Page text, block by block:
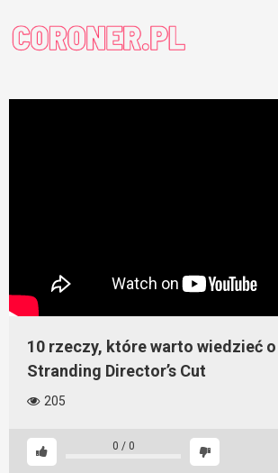
content
10 rzeczy, które warto wiedzieć o
Stranding Director’s Cut
205
0 / 0